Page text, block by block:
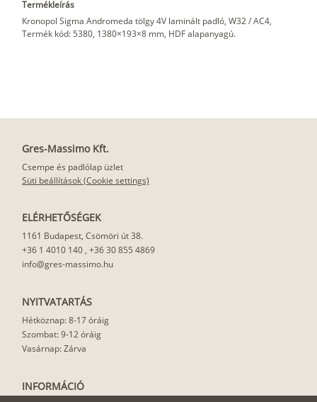
Termékleírás
Kronopol Sigma Andromeda tölgy 4V laminált padló, W32 / AC4,
Termék kód: 5380, 1380×193×8 mm, HDF alapanyagú.
Gres-Massimo Kft.
Csempe és padlólap üzlet
Süti beállítások (Cookie settings)
ELÉRHETŐSÉGEK
1161 Budapest, Csömöri út 38.
+36 1 4010 140 , +36 30 855 4869
info@gres-massimo.hu
NYITVATARTÁS
Hétköznap: 8-17 óráig
Szombat: 9-12 óráig
Vasárnap: Zárva
INFORMÁCIÓ